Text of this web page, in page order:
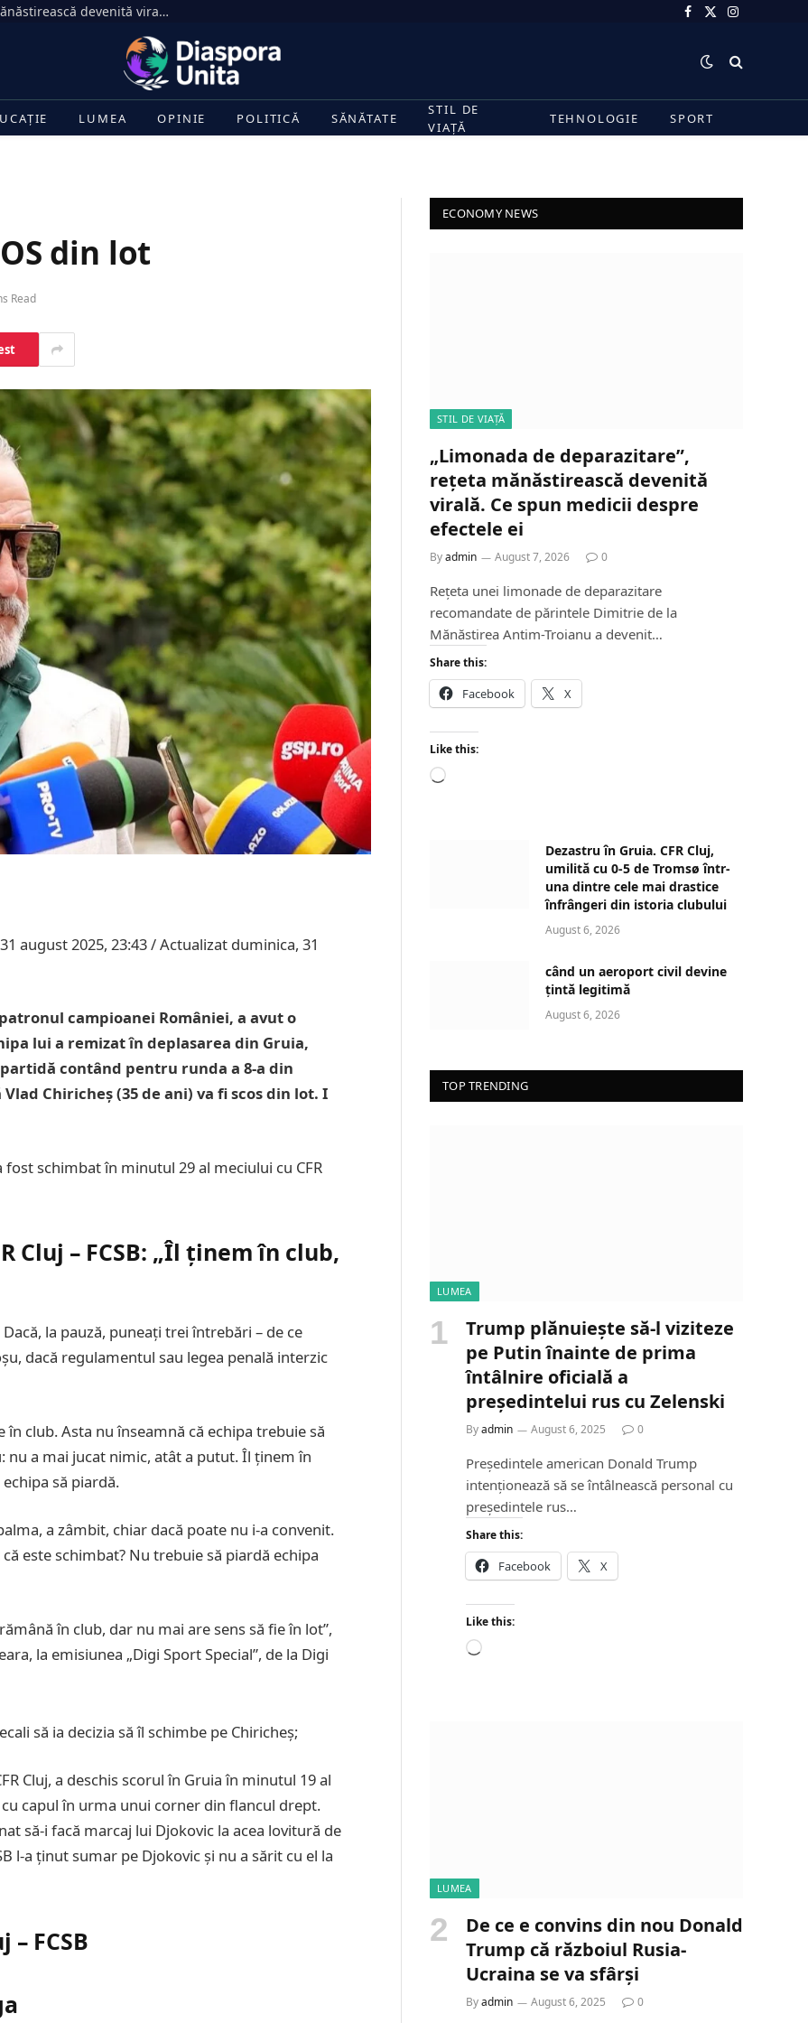
„Limonada de deparazitare”, rețeta mănăstirească devenită virală. Ce spun medicii despre efectele ei Facebook
X
Instagram
LUMEA OPINIE POLITICĂ SĂNĂTATE
STIL DE
VIAȚĂ
TEHNOLOGIE SPORT
din lot
Read
august 2025, 23:43 / Actualizat duminica, 31
campioanei României, a avut o
lui a remizat în deplasarea din Gruia,
contând pentru runda a 8-a din
Chiricheș (35 de ani) va fi scos din lot. I
schimbat în minutul 29 al meciului cu CFR
Cluj – FCSB: „Îl ținem în club,
la pauză, puneați trei întrebări – de ce
dacă regulamentul sau legea penală interzic
club. Asta nu înseamnă că echipa trebuie să
nu a mai jucat nimic, atât a putut. Îl ținem în
să piardă.
a zâmbit, chiar dacă poate nu i-a convenit.
este schimbat? Nu trebuie să piardă echipa
în club, dar nu mai are sens să fie în lot”,
la emisiunea „Digi Sport Special”, de la Digi
să ia decizia să îl schimbe pe Chiricheș;
Cluj, a deschis scorul în Gruia în minutul 19 al
capul în urma unui corner din flancul drept.
să-i facă marcaj lui Djokovic la acea lovitură de
l-a ținut sumar pe Djokovic și nu a sărit cu el la
FCSB
ECONOMY NEWS
STIL DE VIAȚĂ
„Limonada de deparazitare”,
rețeta mănăstirească devenită
virală. Ce spun medicii despre
efectele ei
Byadmin August 7, 2026 0
Rețeta unei limonade de deparazitare
recomandate de părintele Dimitrie de la
Mănăstirea Antim-Troianu a devenit…
Share this:
Facebook X
Like this:
L
Dezastru în Gruia. CFR Cluj,
umilită cu 0-5 de Tromsø într-
una dintre cele mai drastice
înfrângeri din istoria clubului
August 6, 2026
când un aeroport civil devine
țintă legitimă
August 6, 2026
TOP TRENDING
LUMEA
Trump plănuiește să-l viziteze
pe Putin înainte de prima
întâlnire oficială a
președintelui rus cu Zelenski
Byadmin August 6, 2025 0
Președintele american Donald Trump
intenționează să se întâlnească personal cu
președintele rus…
Share this:
Facebook X
Like this:
L
LUMEA
De ce e convins din nou Donald
Trump că războiul Rusia-
Ucraina se va sfârși
Byadmin August 6, 2025 0